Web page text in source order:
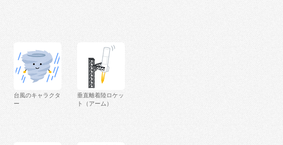
台風のキャラクタ
ー
垂直離着陸ロケッ
ト（アーム）